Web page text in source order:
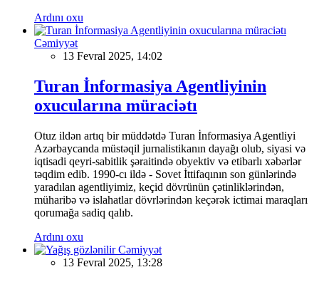
Ardını oxu
Cəmiyyət
13 Fevral 2025, 14:02
Turan İnformasiya Agentliyinin
oxucularına müraciətı
Otuz ildən artıq bir müddətdə Turan İnformasiya Agentliyi
Azərbaycanda müstəqil jurnalistikanın dayağı olub, siyasi və
iqtisadi qeyri-sabitlik şəraitində obyektiv və etibarlı xəbərlər
təqdim edib. 1990-cı ildə - Sovet İttifaqının son günlərində
yaradılan agentliyimiz, keçid dövrünün çətinliklərindən,
müharibə və islahatlar dövrlərindən keçərək ictimai maraqları
qorumağa sadiq qalıb.
Ardını oxu
Cəmiyyət
13 Fevral 2025, 13:28